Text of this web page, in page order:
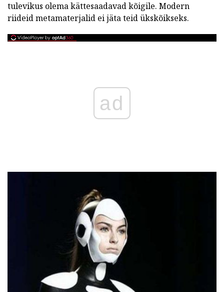
tulevikus olema kättesaadavad kõigile. Modern
riideid metamaterjalid ei jäta teid ükskõikseks.
ad